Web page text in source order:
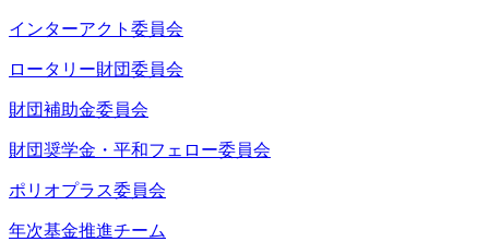
インターアクト委員会
ロータリー財団委員会
財団補助金委員会
財団奨学金・平和フェロー委員会
ポリオプラス委員会
年次基金推進チーム